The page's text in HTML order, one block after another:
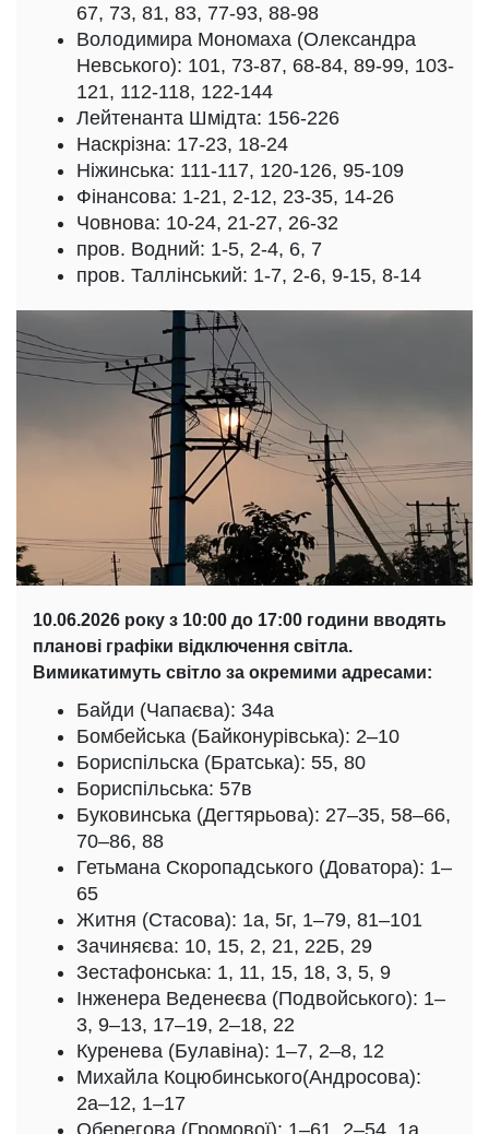
67, 73, 81, 83, 77-93, 88-98
Володимира Мономаха (Олександра
Невського): 101, 73-87, 68-84, 89-99, 103-
121, 112-118, 122-144
Лейтенанта Шмідта: 156-226
Наскрізна: 17-23, 18-24
Ніжинська: 111-117, 120-126, 95-109
Фінансова: 1-21, 2-12, 23-35, 14-26
Човнова: 10-24, 21-27, 26-32
пров. Водний: 1-5, 2-4, 6, 7
пров. Таллінський: 1-7, 2-6, 9-15, 8-14
10.06.2026 року з 10:00 до 17:00 години вводять
планові графіки відключення світла.
Вимикатимуть світло за окремими адресами:
Байди (Чапаєва): 34а
Бомбейська (Байконурівська): 2–10
Бориспільска (Братська): 55, 80
Бориспільська: 57в
Буковинська (Дегтярьова): 27–35, 58–66,
70–86, 88
Гетьмана Скоропадського (Доватора): 1–
65
Житня (Стасова): 1а, 5г, 1–79, 81–101
Зачиняєва: 10, 15, 2, 21, 22Б, 29
Зестафонська: 1, 11, 15, 18, 3, 5, 9
Інженера Веденеєва (Подвойського): 1–
3, 9–13, 17–19, 2–18, 22
Куренева (Булавіна): 1–7, 2–8, 12
Михайла Коцюбинського(Андросова):
2а–12, 1–17
Оберегова (Громової): 1–61, 2–54, 1а,